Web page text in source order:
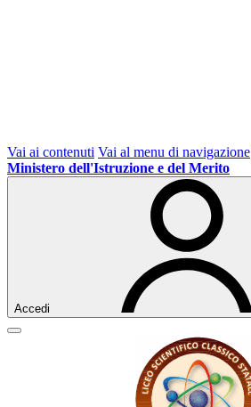
Vai ai contenuti Vai al menu di navigazione
Ministero dell'Istruzione e del Merito
Accedi